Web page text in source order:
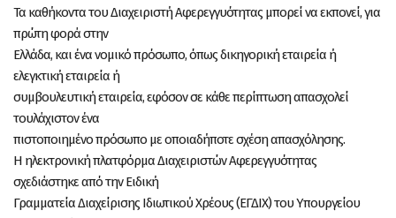
Τα καθήκοντα του Διαχειριστή Αφερεγγυότητας μπορεί να εκπονεί, για
πρώτη φορά στην
Ελλάδα, και ένα νομικό πρόσωπο, όπως δικηγορική εταιρεία ή
ελεγκτική εταιρεία ή
συμβουλευτική εταιρεία, εφόσον σε κάθε περίπτωση απασχολεί
τουλάχιστον ένα
πιστοποιημένο πρόσωπο με οποιαδήποτε σχέση απασχόλησης.
Η ηλεκτρονική πλατφόρμα Διαχειριστών Αφερεγγυότητας
σχεδιάστηκε από την Ειδική
Γραμματεία Διαχείρισης Ιδιωτικού Χρέους (ΕΓΔΙΧ) του Υπουργείου